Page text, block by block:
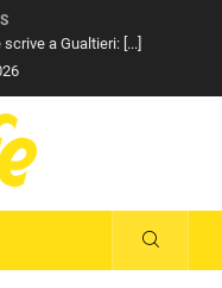
a Gualtieri: [...]